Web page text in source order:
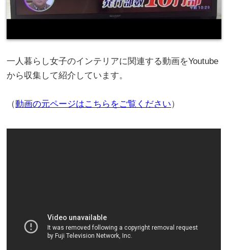
一人暮らし女子のインテリアに関連する動画をYoutube
から収集して紹介しています。
（動画の元ページはこちらをご覧ください）